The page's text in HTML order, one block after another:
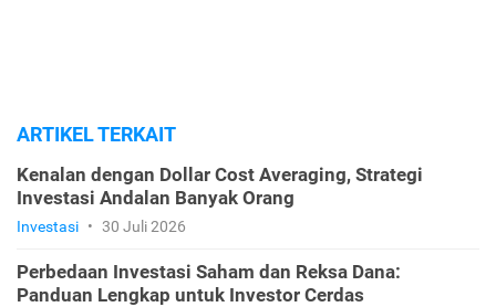
ARTIKEL TERKAIT
Kenalan dengan Dollar Cost Averaging, Strategi
Investasi Andalan Banyak Orang
Investasi • 30 Juli 2026
Perbedaan Investasi Saham dan Reksa Dana:
Panduan Lengkap untuk Investor Cerdas